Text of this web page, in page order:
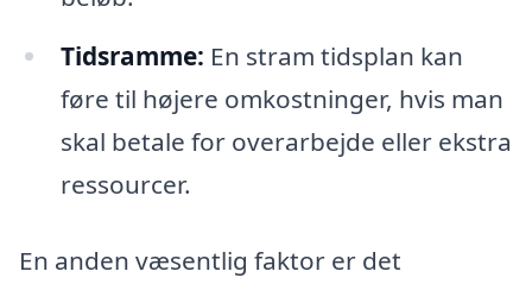
Tidsramme: En stram tidsplan kan
føre til højere omkostninger, hvis man
skal betale for overarbejde eller ekstra
ressourcer.
En anden væsentlig faktor er det